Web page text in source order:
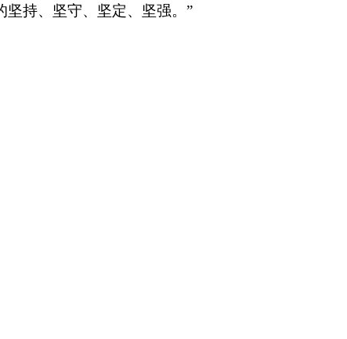
坚持、坚守、坚定、坚强。”